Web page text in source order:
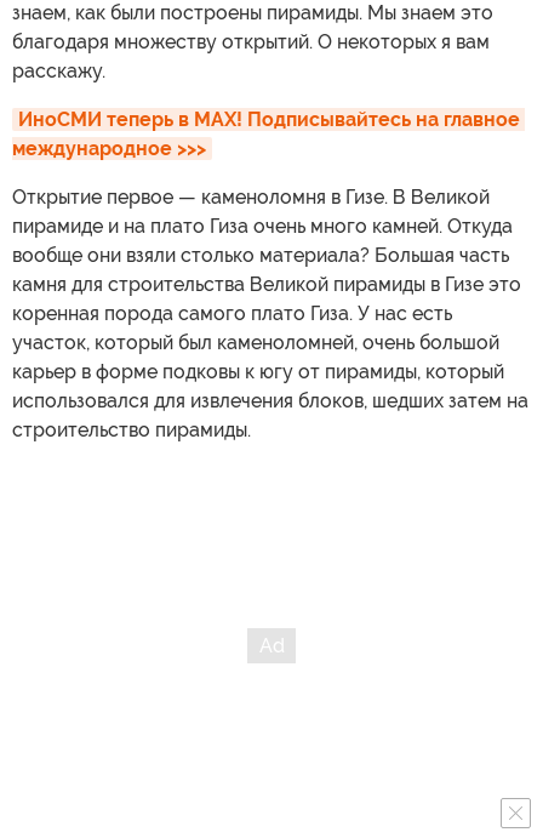
знаем, как были построены пирамиды. Мы знаем это
благодаря множеству открытий. О некоторых я вам
расскажу.
ИноСМИ теперь в MAX! Подписывайтесь на главное
международное >>>
Открытие первое — каменоломня в Гизе. В Великой
пирамиде и на плато Гиза очень много камней. Откуда
вообще они взяли столько материала? Большая часть
камня для строительства Великой пирамиды в Гизе это
коренная порода самого плато Гиза. У нас есть
участок, который был каменоломней, очень большой
карьер в форме подковы к югу от пирамиды, который
использовался для извлечения блоков, шедших затем на
строительство пирамиды.